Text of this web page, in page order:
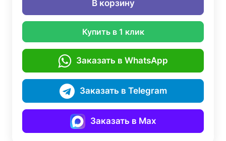
В корзину
Купить в 1 клик
Заказать в WhatsApp
Заказать в Telegram
Заказать в Max